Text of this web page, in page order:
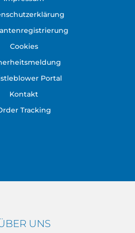
Cookies
Portal
Kontakt
Tracking
UNS